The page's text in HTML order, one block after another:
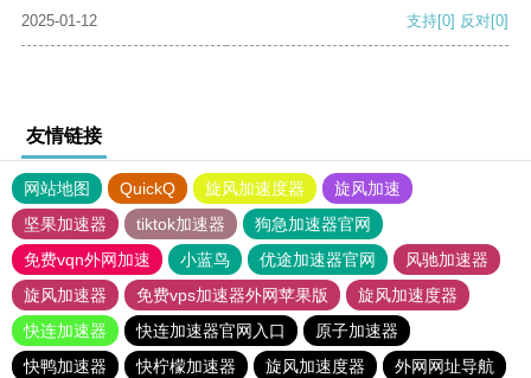
2025-01-12 支持[0] 反对[0]
友情链接
网站地图 QuickQ 旋风加速度器
旋风加速
坚果加速器
tiktok加速器
狗急加速器官网
免费vqn外网加速
小蓝鸟 优途加速器官网
风驰加速器
旋风加速器
免费vps加速器外网苹果版
旋风加速度器
快连加速器
快连加速器官网入口
原子加速器
快鸭加速器
快柠檬加速器 旋风加速度器
外网网址导航